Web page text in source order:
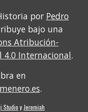
por Pedro
bajo una
Atribución-
4.0 Internacional.
en
.
Studio y Jeremiah